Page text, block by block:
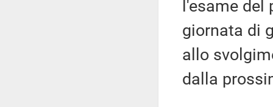
l'esame
giornata di
allo
dalla